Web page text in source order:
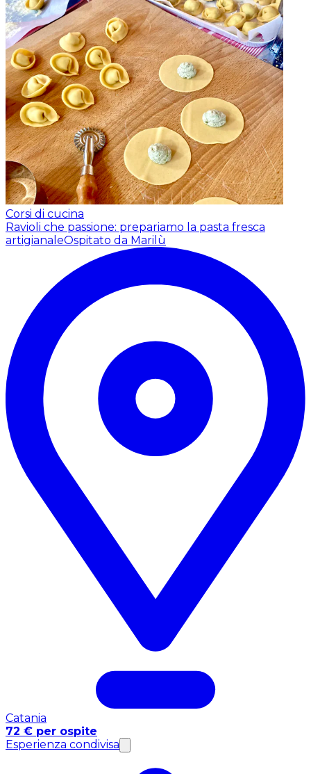
Corsi di cucina
Ravioli che passione: prepariamo la pasta fresca
artigianaleOspitato da Marilù
Catania
72 € per ospite
Esperienza condivisa